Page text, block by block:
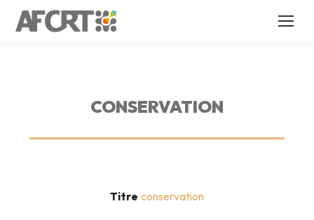
CONSERVATION
Titre conservation